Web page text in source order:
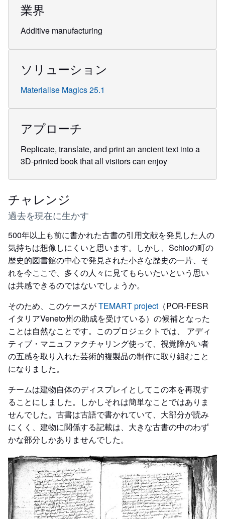
業界
Additive manufacturing
ソリューション
Materialise Magics 25.1
アプローチ
Replicate, translate, and print an ancient text into a
3D-printed book that all visitors can enjoy
チャレンジ
過去を現在に生かす
500年以上も前に書かれた古書の引用文献を発見した人の
気持ちは想像しにくいと思います。しかし、Schioの町の
歴史的図書館の中心で発見された小さな歴史の一片、そ
れを今ここで、多くの人々に見てもらいたいという思い
は共感できるのではないでしょうか。
そのため、このケースがTEMART project （POR-FESR
イタリアVeneto州の助成を受けている）の候補となった
ことは自然なことです。このプロジェクトでは、 アディ
ティブ・マニュファクチャリング使って、視覚障がい者
の五感を取り入れた芸術的複製品の制作に取り組むこと
になりました。
チームは建物自体のディスプレイとしてこの本を再現す
ることにしました。しかしそれは簡単なことではありま
せんでした。古書は古語で書かれていて、大部分が読み
にくく、建物に関係する記載は、大きな古書の中のわず
かな部分しかありませんでした。